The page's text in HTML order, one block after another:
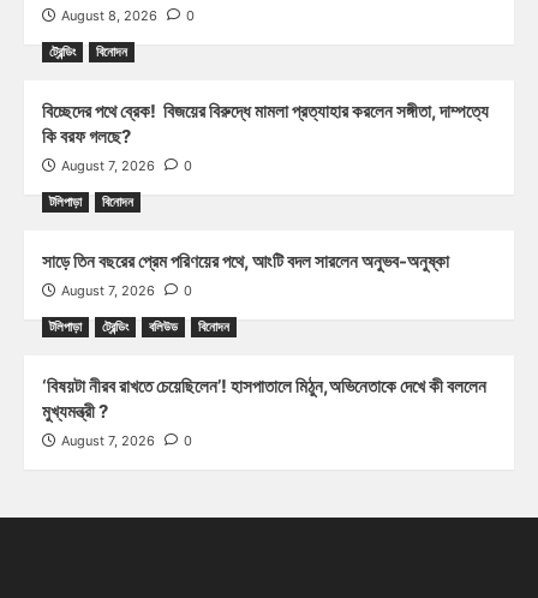
August 8, 2026 0
ট্রেন্ডিং বিনোদন
বিচ্ছেদের পথে ব্রেক! বিজয়ের বিরুদ্ধে মামলা প্রত্যাহার করলেন সঙ্গীতা, দাম্পত্যে
কি বরফ গলছে?
August 7, 2026 0
টলিপাড়া বিনোদন
সাড়ে তিন বছরের প্রেম পরিণয়ের পথে, আংটি বদল সারলেন অনুভব-অনুষ্কা
August 7, 2026 0
টলিপাড়া ট্রেন্ডিং বলিউড বিনোদন
‘বিষয়টা নীরব রাখতে চেয়েছিলেন’! হাসপাতালে মিঠুন,অভিনেতাকে দেখে কী বললেন
মুখ্যমন্ত্রী ?
August 7, 2026 0